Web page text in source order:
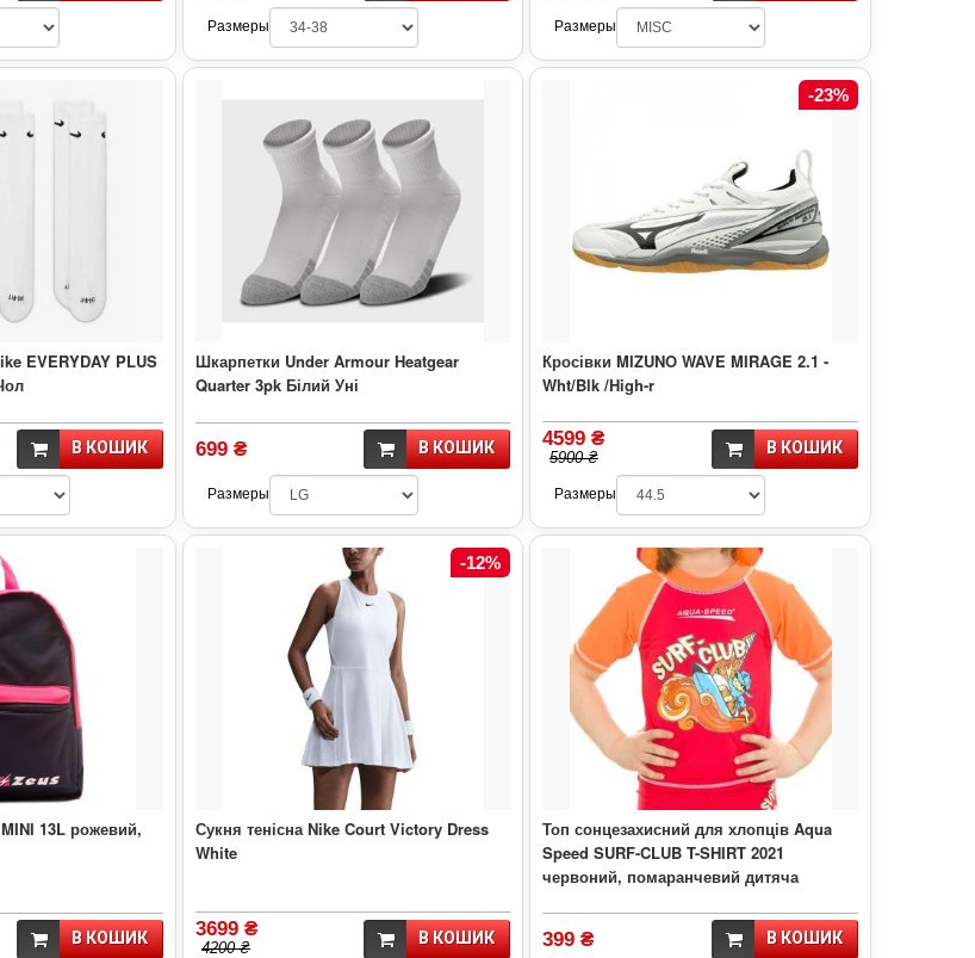
Размеры Размеры
EVERYDAY PLUS
В КОШИК
Шкарпетки Under Armour Heatgear
Quarter 3pk Білий Уні
699 ₴ В КОШИК
Размеры
-23%
Кросівки MIZUNO WAVE MIRAGE 2.1 -
Wht/Blk /High-r
4599 ₴
5900 ₴
В КОШИК
Размеры
13L рожевий,
В КОШИК
-12%
Сукня тенісна Nike Court Victory Dress
White
3699 ₴
4200 ₴
В КОШИК
Топ сонцезахисний для хлопців Aqua
Speed SURF-CLUB T-SHIRT 2021
червоний, помаранчевий дитяча
399 ₴ В КОШИК